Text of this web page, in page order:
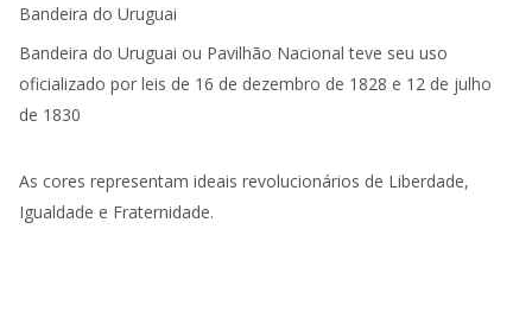
Bandeira do Uruguai
Bandeira do Uruguai ou Pavilhão Nacional teve seu uso
oficializado por leis de 16 de dezembro de 1828 e 12 de julho
de 1830
As cores representam ideais revolucionários de Liberdade,
Igualdade e Fraternidade.